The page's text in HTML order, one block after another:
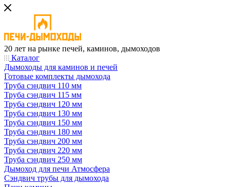
20 лет на рынке печей, каминов, дымоходов
Каталог
Дымоходы для каминов и печей
Готовые комплекты дымохода
Труба сэндвич 110 мм
Труба сэндвич 115 мм
Труба сэндвич 120 мм
Труба сэндвич 130 мм
Труба сэндвич 150 мм
Труба сэндвич 180 мм
Труба сэндвич 200 мм
Труба сэндвич 220 мм
Труба сэндвич 250 мм
Дымоход для печи Атмосфера
Сэндвич трубы для дымохода